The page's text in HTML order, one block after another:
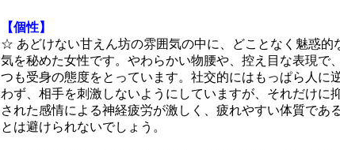
【個性】
☆ あどけない甘えん坊の雰囲気の中に、どことなく魅惑的
気を秘めた女性です。やわらかい物腰や、控え目な表現で
つも受身の態度をとっています。社交的にはもっぱら人に
わず、相手を刺激しないようにしていますが、それだけに
された感情による神経疲労が激しく、疲れやすい体質であ
とは避けられないでしょう。